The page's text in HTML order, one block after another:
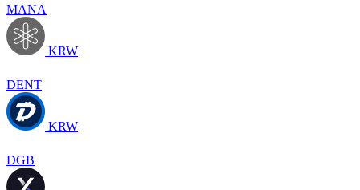
MANA
KRW
DENT
KRW
DGB